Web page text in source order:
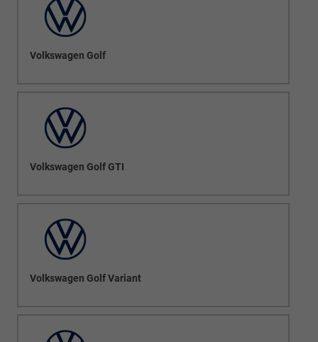
Volkswagen Golf
Volkswagen Golf GTI
Volkswagen Golf Variant